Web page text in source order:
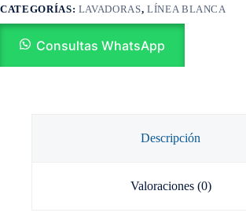
CATEGORÍAS: LAVADORAS, LÍNEA BLANCA
Consultas WhatsApp
Descripción
Valoraciones (0)